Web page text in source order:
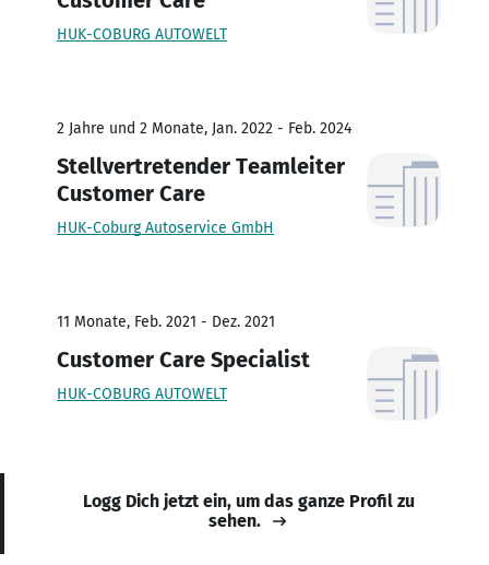
HUK-COBURG AUTOWELT
2 Jahre und 2 Monate, Jan. 2022 - Feb. 2024
Stellvertretender Teamleiter
Customer Care
HUK-Coburg Autoservice GmbH
11 Monate, Feb. 2021 - Dez. 2021
Customer Care Specialist
HUK-COBURG AUTOWELT
Logg Dich jetzt ein, um das ganze Profil zu
sehen.